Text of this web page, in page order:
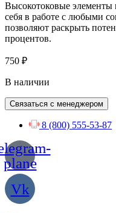
Высокотоковые
себя в работе с любыми
позволяют раскрыть
процентов.
750 ₽
В наличии
Связаться с менеджером
8 (800) 555-53-87
plane
Vk